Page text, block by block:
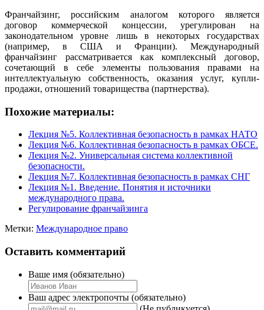
Франчайзинг, российским аналогом которого является
договор коммерческой концессии, урегулирован на
законодательном уровне лишь в некоторых государствах
(например, в США и Франции). Международный
франчайзинг рассматривается как комплексный договор,
сочетающий в себе элементы пользования правами на
интеллектуальную собственность, оказания услуг, купли-
продажи, отношений товарищества (партнерства).
Похожие материалы:
Лекция №5. Коллективная безопасность в рамках НАТО
Лекция №6. Коллективная безопасность в рамках ОБСЕ.
Лекция №2. Универсальная система коллективной
безопасности.
Лекция №7. Коллективная безопасность в рамках СНГ
Лекция №1. Введение. Понятия и источники
международного права.
Регулирование франчайзинга
Метки: Международное право
Оставить комментарий
Ваше имя (обязательно)
Ваш адрес электропочты (обязательно)